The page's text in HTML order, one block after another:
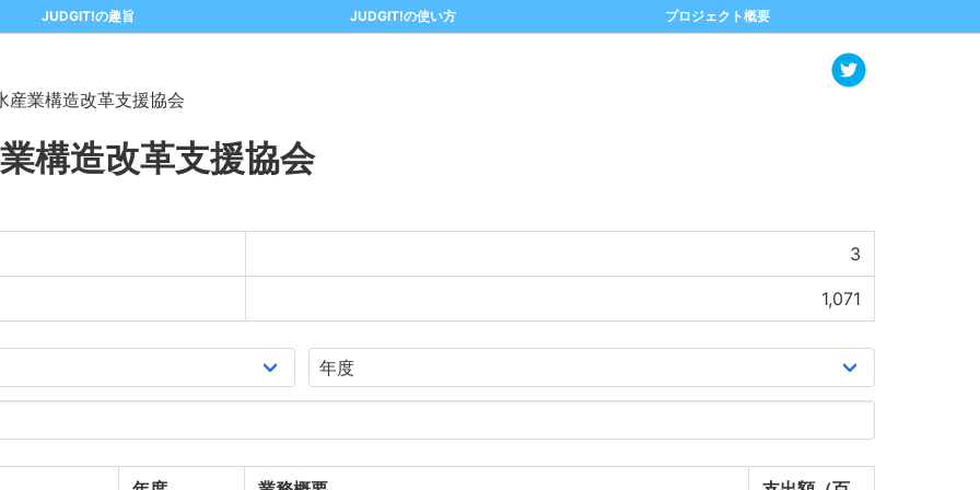
JUDGIT!の趣旨 JUDGIT!の使い方 プロジェクト概要
産業構造改革支援協会
構造改革支援協会
3
1,071